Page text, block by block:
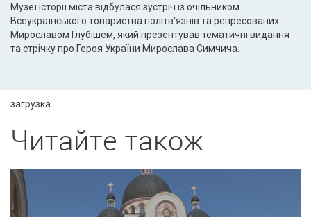
Музеї історії міста відбулася зустріч із очільником
Всеукраїнського товариства політв'язнів та репресованих
Мирославом Глубішем, який презентував тематичні видання
та стрічку про Героя України Мирослава Симчича.
загрузка...
Читайте також